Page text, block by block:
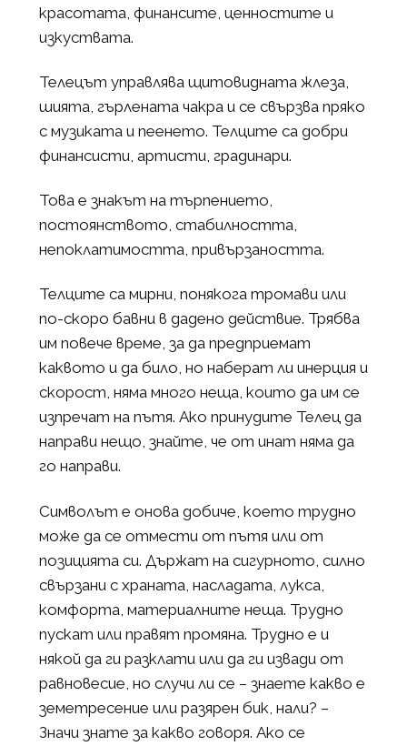
красотата, финансите, ценностите и
изкуствата.
Телецът управлява щитовидната жлеза,
шията, гърлената чакра и се свързва пряко
с музиката и пеенето. Телците са добри
финансисти, артисти, градинари.
Това е знакът на търпението,
постоянството, стабилността,
непоклатимостта, привързаността.
Телците са мирни, понякога тромави или
по-скоро бавни в дадено действие. Трябва
им повече време, за да предприемат
каквото и да било, но наберат ли инерция и
скорост, няма много неща, които да им се
изпречат на пътя. Ако принудите Телец да
направи нещо, знайте, че от инат няма да
го направи.
Символът е онова добиче, което трудно
може да се отмести от пътя или от
позицията си. Държат на сигурното, силно
свързани с храната, насладата, лукса,
комфорта, материалните неща. Трудно
пускат или правят промяна. Трудно е и
някой да ги разклати или да ги извади от
равновесие, но случи ли се – знаете какво е
земетресение или разярен бик, нали? –
Значи знате за какво говоря. Ако се